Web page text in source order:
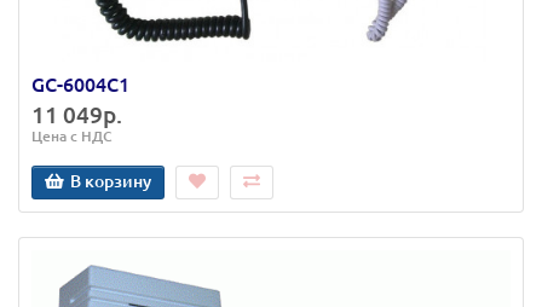
GC-6004C1
11 049р.
Цена с НДС
В корзину